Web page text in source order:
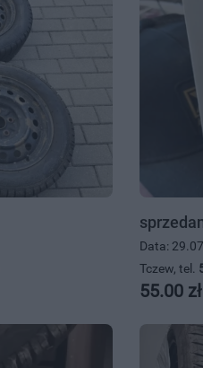
Data:
Tczew, tel.
55.00 zł